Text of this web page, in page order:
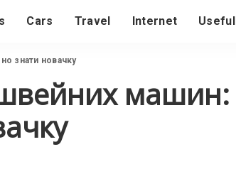
Cars Travel Internet Useful
знати новачку
машин: